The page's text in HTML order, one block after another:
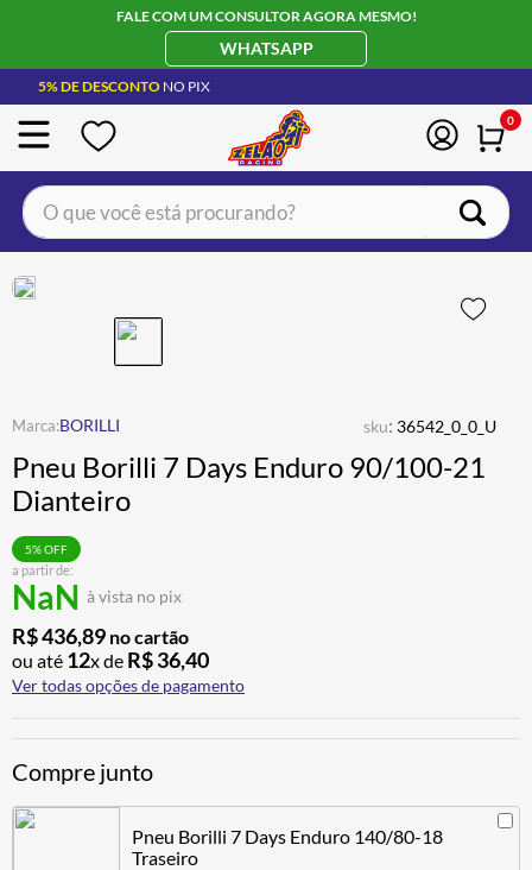
FALE COM UM CONSULTOR AGORA MESMO!
WHATSAPP
5% DE DESCONTO NO PIX
0
O que você está procurando?
BORILLI sku: 36542_0_0_U
Pneu Borilli 7 Days Enduro 90/100-21
Dianteiro
a partir de:
NaN à vista no pix
5% OFF
R$436,89 no cartão
ou até 12x de R$36,40
Ver todas opções de pagamento
Compre junto
Pneu Borilli 7 Days Enduro 140/80-18
Traseiro
BOTA
4º ÓCULOS SOLAR
5º LUVA
6º ALPINESTAR
7º
8 º CALÇA
9º AIROH
10º BOTAS